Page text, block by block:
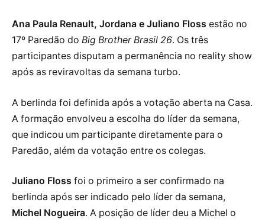
Ana Paula Renault, Jordana e Juliano Floss estão no
17º Paredão do Big Brother Brasil 26. Os três
participantes disputam a permanência no reality show
após as reviravoltas da semana turbo.
A berlinda foi definida após a votação aberta na Casa.
A formação envolveu a escolha do líder da semana,
que indicou um participante diretamente para o
Paredão, além da votação entre os colegas.
Juliano Floss foi o primeiro a ser confirmado na
berlinda após ser indicado pelo líder da semana,
Michel Nogueira. A posição de líder deu a Michel o